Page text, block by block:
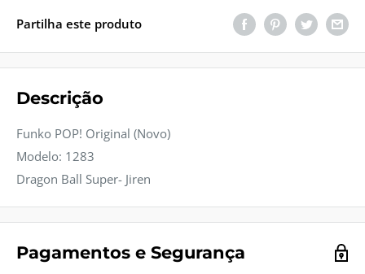
Partilha este produto
Descrição
Funko POP! Original (Novo)
Modelo: 1283
Dragon Ball Super- Jiren
Pagamentos e Segurança